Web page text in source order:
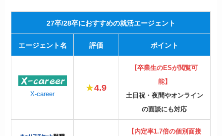
27卒/28卒におすすめの就活エージェント
エージェント名 評価 ポイント
X-career
★4.9
【卒業生のESが閲覧可
能】
土日祝・夜間やオンライン
の面談にも対応
【内定率1.7倍の個別面接